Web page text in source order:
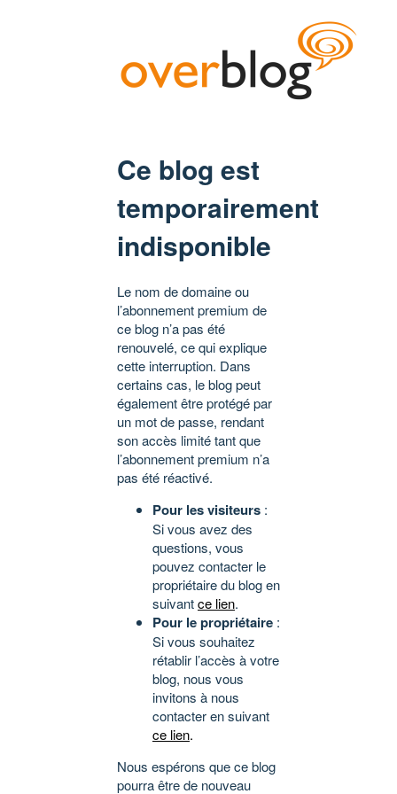
Ce blog est
temporairement
indisponible
Le nom de domaine ou
l’abonnement premium de
ce blog n’a pas été
renouvelé, ce qui explique
cette interruption. Dans
certains cas, le blog peut
également être protégé par
un mot de passe, rendant
son accès limité tant que
l’abonnement premium n’a
pas été réactivé.
Pour les visiteurs :
Si vous avez des
questions, vous
pouvez contacter le
propriétaire du blog en
suivantce lien.
Pour le propriétaire :
Si vous souhaitez
rétablir l’accès à votre
blog, nous vous
invitons à nous
contacter en suivant
ce lien.
Nous espérons que ce blog
pourra être de nouveau